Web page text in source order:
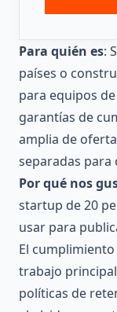
Para quién es:
países o
para equipos
garantías de
amplia de
separadas para
Por qué nos
startup de 20
usar para
El
trabajo
políticas de